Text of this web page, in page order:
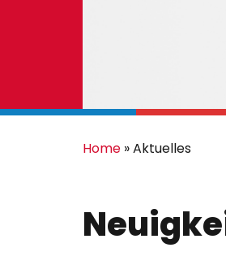
Home »Aktuelles